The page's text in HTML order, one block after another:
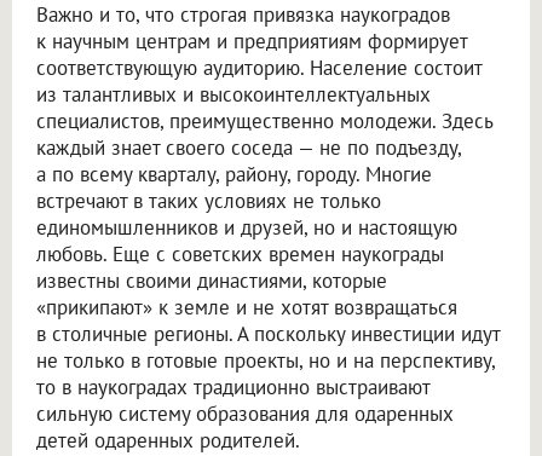
Важно и то, что строгая привязка наукоградов
к научным центрам и предприятиям формирует
соответствующую аудиторию. Население состоит
из талантливых и высокоинтеллектуальных
специалистов, преимущественно молодежи. Здесь
каждый знает своего соседа — не по подъезду,
а по всему кварталу, району, городу. Многие
встречают в таких условиях не только
единомышленников и друзей, но и настоящую
любовь. Еще с советских времен наукограды
известны своими династиями, которые
«прикипают» к земле и не хотят возвращаться
в столичные регионы. А поскольку инвестиции идут
не только в готовые проекты, но и на перспективу,
то в наукоградах традиционно выстраивают
сильную систему образования для одаренных
детей одаренных родителей.